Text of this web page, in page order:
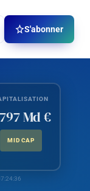
S'abonner
Md €
MID CAP